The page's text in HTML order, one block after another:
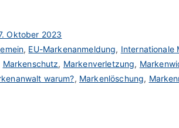
Oktober 2023
, EU-Markenanmeldung, Internationale
Markenschutz, Markenverletzung,
warum?, Markenlöschung,